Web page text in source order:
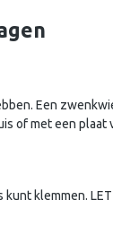
Een
of met een
klemmen.